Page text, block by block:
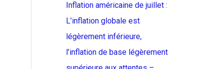
Inflation américaine de juillet :
L’inflation globale est
légèrement inférieure,
l’inflation de base légèrement